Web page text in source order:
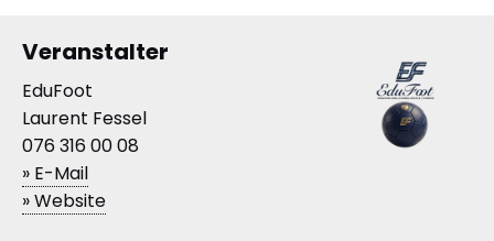
Veranstalter
EduFoot
Laurent Fessel
076 316 00 08
» E-Mail
» Website